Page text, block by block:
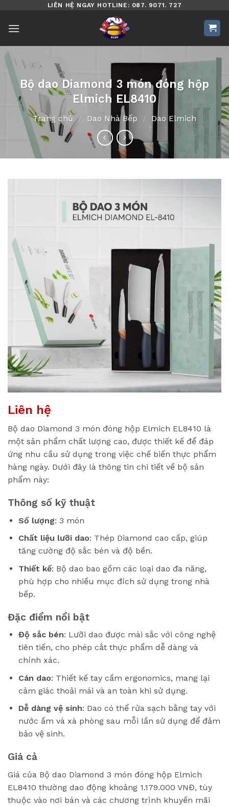
nội
dung
LIÊN HỆ NGAY HOTLINE: 087. 9071. 727
Bộ dao Diamond 3 món đóng hộp
Elmich EL8410
Trang chủ / Dao Nhà Bếp / Dao Elmich
Liên hệ
Bộ dao Diamond 3 món đóng hộp Elmich EL8410 là
một sản phẩm chất lượng cao, được thiết kế để đáp
ứng nhu cầu sử dụng trong việc chế biến thực phẩm
hàng ngày. Dưới đây là thông tin chi tiết về bộ sản
phẩm này:
Thông số kỹ thuật
Số lượng: 3 món
Chất liệu lưỡi dao: Thép Diamond cao cấp, giúp
tăng cường độ sắc bén và độ bền.
Thiết kế: Bộ dao bao gồm các loại dao đa năng,
phù hợp cho nhiều mục đích sử dụng trong nhà
bếp.
Đặc điểm nổi bật
Độ sắc bén: Lưỡi dao được mài sắc với công nghệ
tiên tiến, cho phép cắt thực phẩm dễ dàng và
chính xác.
Cán dao: Thiết kế tay cầm ergonomics, mang lại
cảm giác thoải mái và an toàn khi sử dụng.
Dễ dàng vệ sinh: Dao có thể rửa sạch bằng tay với
nước ấm và xà phòng sau mỗi lần sử dụng để đảm
bảo vệ sinh.
Giá cả
Giá của Bộ dao Diamond 3 món đóng hộp Elmich
EL8410 thường dao động khoảng 1.179.000 VNĐ, tùy
thuộc vào nơi bán và các chương trình khuyến mãi